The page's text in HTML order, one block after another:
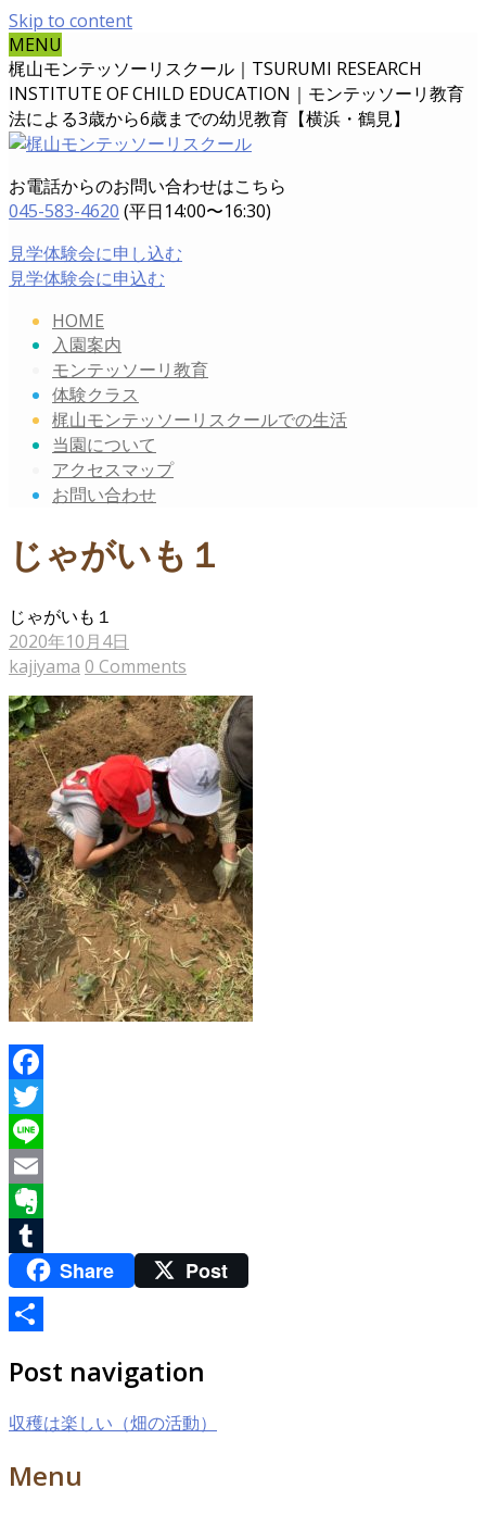
Skip to content
MENU
梶山モンテッソーリスクール｜TSURUMI RESEARCH
INSTITUTE OF CHILD EDUCATION｜ モンテッソーリ教育
法による3歳から6歳までの幼児教育【横浜・鶴見】
お電話からのお問い合わせはこちら
045-583-4620 (平日14:00〜16:30)
見学体験会に申し込む
見学体験会に申込む
HOME
入園案内
モンテッソーリ教育
体験クラス
梶山モンテッソーリスクールでの生活
当園について
アクセスマップ
お問い合わせ
じゃがいも１
じゃがいも１
2020年10月4日
kajiyama 0 Comments
Facebook
Twitter
Line
Email
Evernote
TumblrShare Post
有
Post navigation
収穫は楽しい（畑の活動）
Menu